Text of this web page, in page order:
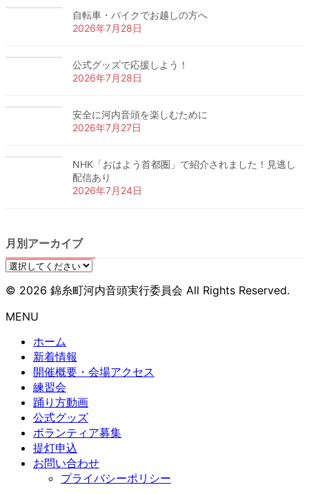
自転車・バイクでお越しの方へ
2026年7月28日
公式グッズで応援しよう！
2026年7月28日
安全に河内音頭を楽しむために
2026年7月27日
NHK「おはよう首都圏」で紹介されました！見逃し
配信あり
2026年7月24日
月別アーカイブ
© 2026 錦糸町河内音頭実行委員会 All Rights Reserved.
MENU
ホーム
新着情報
開催概要・会場アクセス
練習会
踊り方動画
公式グッズ
ボランティア募集
提灯申込
お問い合わせ
プライバシーポリシー